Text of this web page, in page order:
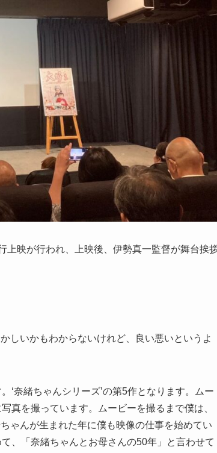
上映が行われ、上映後、伊勢真一監督が舞台挨
しいかもわからないけれど、良い悪いというよ
‘奈緒ちゃんシリーズ’の第5作となります。ムー
真を撮っています。ムービーを撮るまで僕は、
ゃんが生まれた年に僕も映像の仕事を始めてい
、「奈緒ちゃんとお母さんの50年」と言わせて